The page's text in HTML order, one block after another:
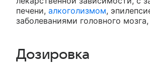
печени, алкоголизмом,
заболеваниями головного
Дозировка